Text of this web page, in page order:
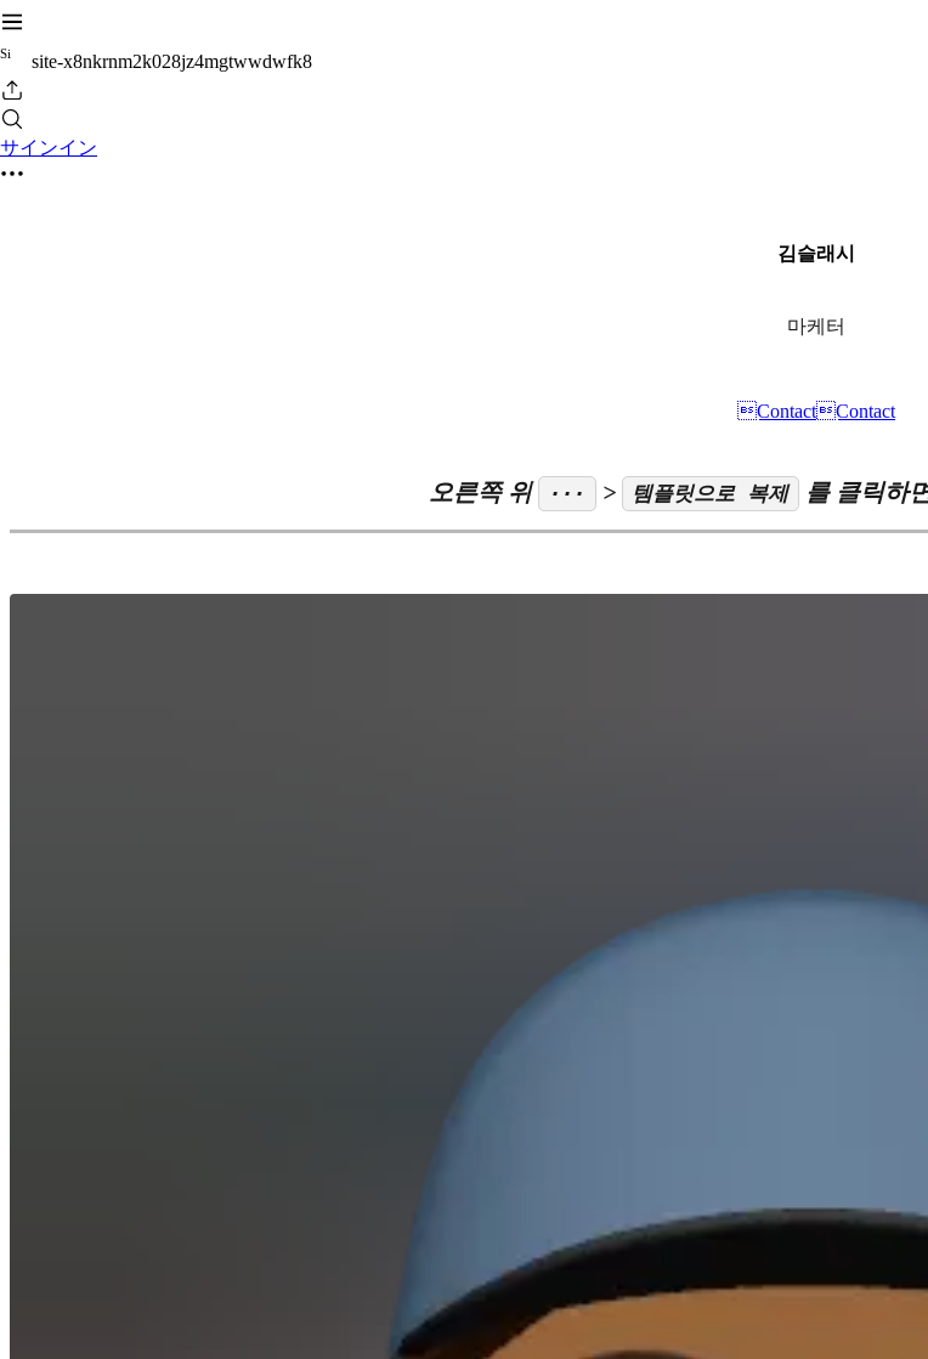
Si site-x8nkrnm2k028jz4mgtwwdwfk8
サインイン
김슬래시
마케터
ContactContact
오른쪽 위 ··· > 템플릿으로 복제 를 클릭하